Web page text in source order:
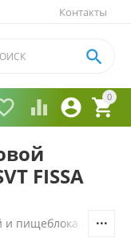
Контакты
0




FISSA
и пищеблока